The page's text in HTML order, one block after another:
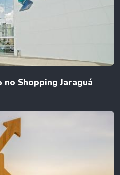
Shopping Jaraguá